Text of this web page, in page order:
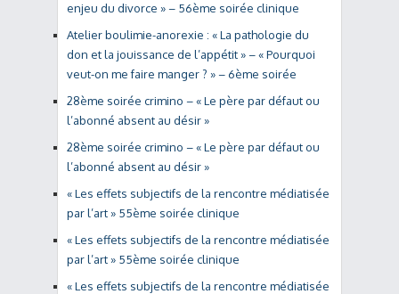
enjeu du divorce » – 56ème soirée clinique
Atelier boulimie-anorexie : « La pathologie du
don et la jouissance de l’appétit » – « Pourquoi
veut-on me faire manger ? » – 6ème soirée
28ème soirée crimino – « Le père par défaut ou
l’abonné absent au désir »
28ème soirée crimino – « Le père par défaut ou
l’abonné absent au désir »
« Les effets subjectifs de la rencontre médiatisée
par l’art » 55ème soirée clinique
« Les effets subjectifs de la rencontre médiatisée
par l’art » 55ème soirée clinique
« Les effets subjectifs de la rencontre médiatisée